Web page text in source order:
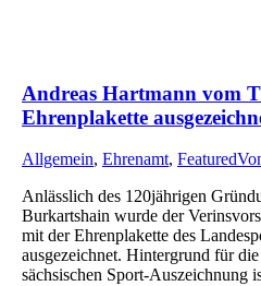
Andreas Hartmann vom
Ehrenplakette
Allgemein, Ehrenamt, Featured
Anlässlich des 120jährigen
Burkartshain wurde der
mit der Ehrenplakette des
ausgezeichnet. Hintergrund für
sächsischen Sport-Auszeichnung